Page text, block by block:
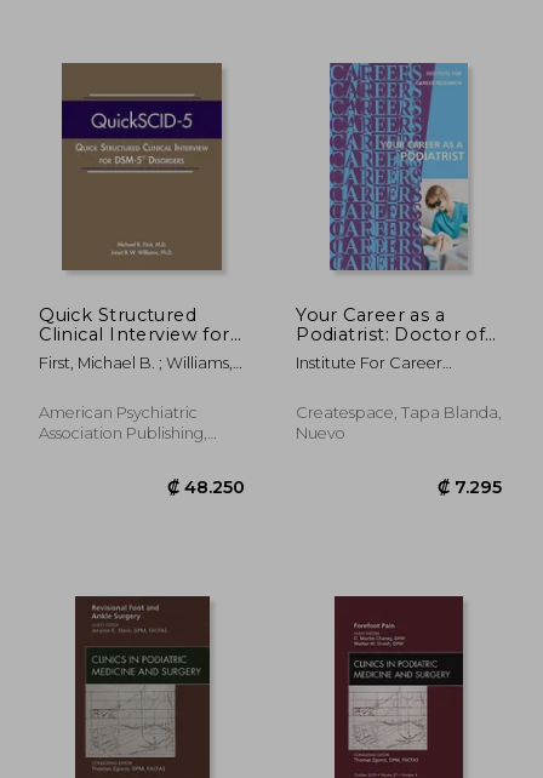
₡ 40.194
Quick Structured
Clinical Interview for
Dsm-5® Disorders
(Quickscid-5) (en
First, Michael B. ; Williams,
American Psychiatric
Association Publishing,
Your Career as a
Podiatrist: Doctor of
Podiatric Medicine
(DPM) (en Inglés)
Institute For Career
Createspace, Tapa Blanda,
Nuevo